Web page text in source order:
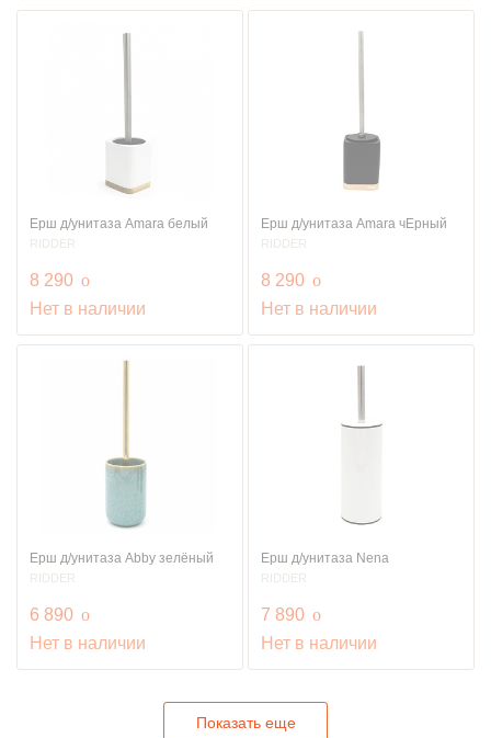
Ерш д/унитаза Amara белый
RIDDER
8 290 руб.
o
Нет в наличии
Ерш д/унитаза Amara чЕрный
RIDDER
8 290 руб.
o
Нет в наличии
Ерш д/унитаза Abby зелёный
RIDDER
6 890 руб.
o
Нет в наличии
Ерш д/унитаза Nena
RIDDER
7 890 руб.
o
Нет в наличии
Показать еще